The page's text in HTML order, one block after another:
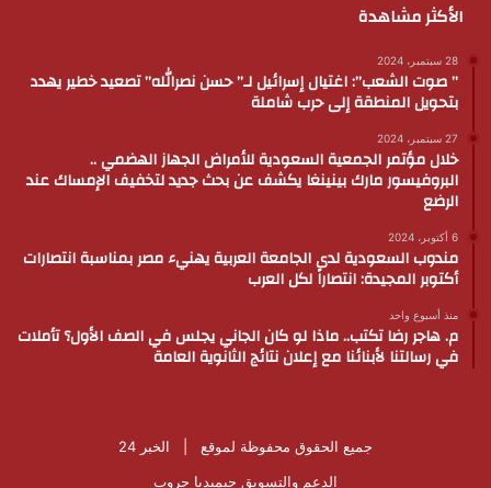
الأكثر مشاهدة
28 سبتمبر، 2024
” صوت الشعب”: اغتيال إسرائيل لـ” حسن نصرالله” تصعيد خطير يهدد
بتحويل المنطقة إلى حرب شاملة
27 سبتمبر، 2024
خلال مؤتمر الجمعية السعودية للأمراض الجهاز الهضمي ..
البروفيسور مارك بينينغا يكشف عن بحث جديد لتخفيف الإمساك عند
الرضع
6 أكتوبر، 2024
مندوب السعودية لدى الجامعة العربية يهنيء مصر بمناسبة انتصارات
أكتوبر المجيدة: انتصاراً لكل العرب
منذ أسبوع واحد
م. هاجر رضا تكتب.. ماذا لو كان الجاني يجلس في الصف الأول؟ تأملات
في رسالتنا لأبنائنا مع إعلان نتائج الثانوية العامة
جميع الحقوق محفوظة لموقع | الخبر 24
الدعم والتسويق جيميديا جروب